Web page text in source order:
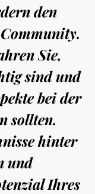
den
Sie,
sind und
bei der
sollten.
hinter
und
Ihres